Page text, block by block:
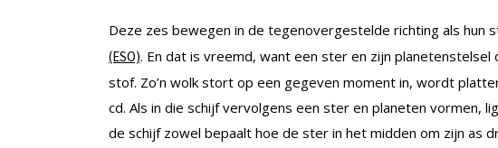
Deze zes bewegen in de tegenovergestelde richting als hun
(ESO). En dat is vreemd, want een ster en zijn
stof. Zo’n wolk stort op een gegeven moment in, wordt
cd. Als in die schijf vervolgens een ster en planeten vormen,
de schijf zowel bepaalt hoe de ster in het midden om zijn as